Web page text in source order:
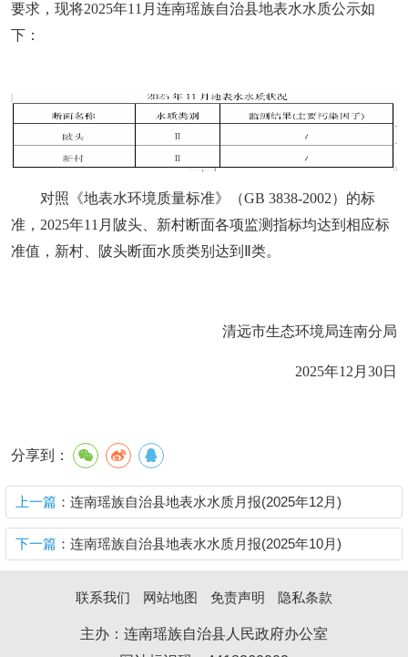
要求，现将2025年11月 连南瑶族自治县地表水水质公示如
下：
对照《地表水环境质量标准》（GB 3838-2002）的标
准，2025年11月陂头、新村断面各项监测指标均达到相应标
准值，新村、陂头断面水质类别达到
类。
清远市生态环境局连南分局
2025年12月30日
分享到：
上一篇 ：连南瑶族自治县地表水水质月报(2025年12月)
下一篇 ：连南瑶族自治县地表水水质月报(2025年10月)
联系我们 网站地图 免责声明 隐私条款
主办：连南瑶族自治县人民政府办公室